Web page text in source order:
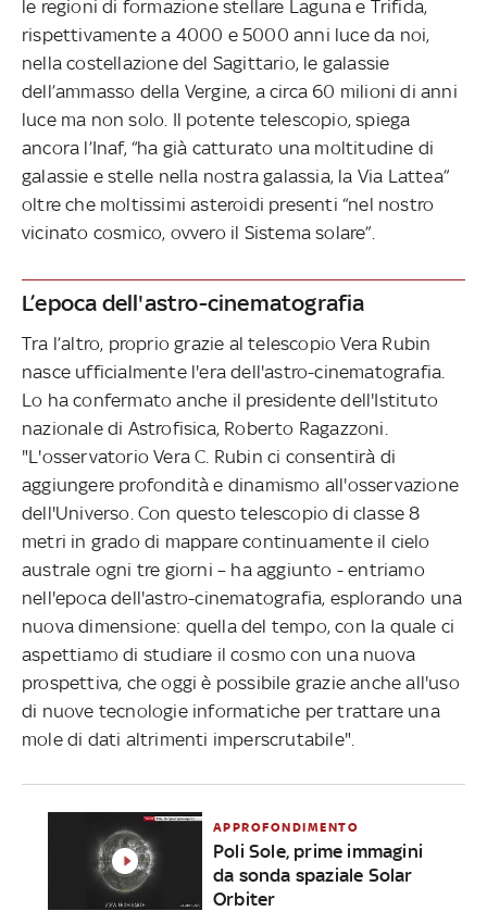
le regioni di formazione stellare Laguna e Trifida,
rispettivamente a 4000 e 5000 anni luce da noi,
nella costellazione del Sagittario, le galassie
dell’ammasso della Vergine, a circa 60 milioni di anni
luce ma non solo. Il potente telescopio, spiega
ancora l’Inaf, “ha già catturato una moltitudine di
galassie e stelle nella nostra galassia, la Via Lattea”
oltre che moltissimi asteroidi presenti “nel nostro
vicinato cosmico, ovvero il Sistema solare”.
L’epoca dell'astro-cinematografia
Tra l’altro, proprio grazie al telescopio Vera Rubin
nasce ufficialmente l'era dell'astro-cinematografia.
Lo ha confermato anche il presidente dell'Istituto
nazionale di Astrofisica, Roberto Ragazzoni.
"L'osservatorio Vera C. Rubin ci consentirà di
aggiungere profondità e dinamismo all'osservazione
dell'Universo. Con questo telescopio di classe 8
metri in grado di mappare continuamente il cielo
australe ogni tre giorni – ha aggiunto - entriamo
nell'epoca dell'astro-cinematografia, esplorando una
nuova dimensione: quella del tempo, con la quale ci
aspettiamo di studiare il cosmo con una nuova
prospettiva, che oggi è possibile grazie anche all'uso
di nuove tecnologie informatiche per trattare una
mole di dati altrimenti imperscrutabile".
APPROFONDIMENTO
Poli Sole, prime immagini
da sonda spaziale Solar
Orbiter